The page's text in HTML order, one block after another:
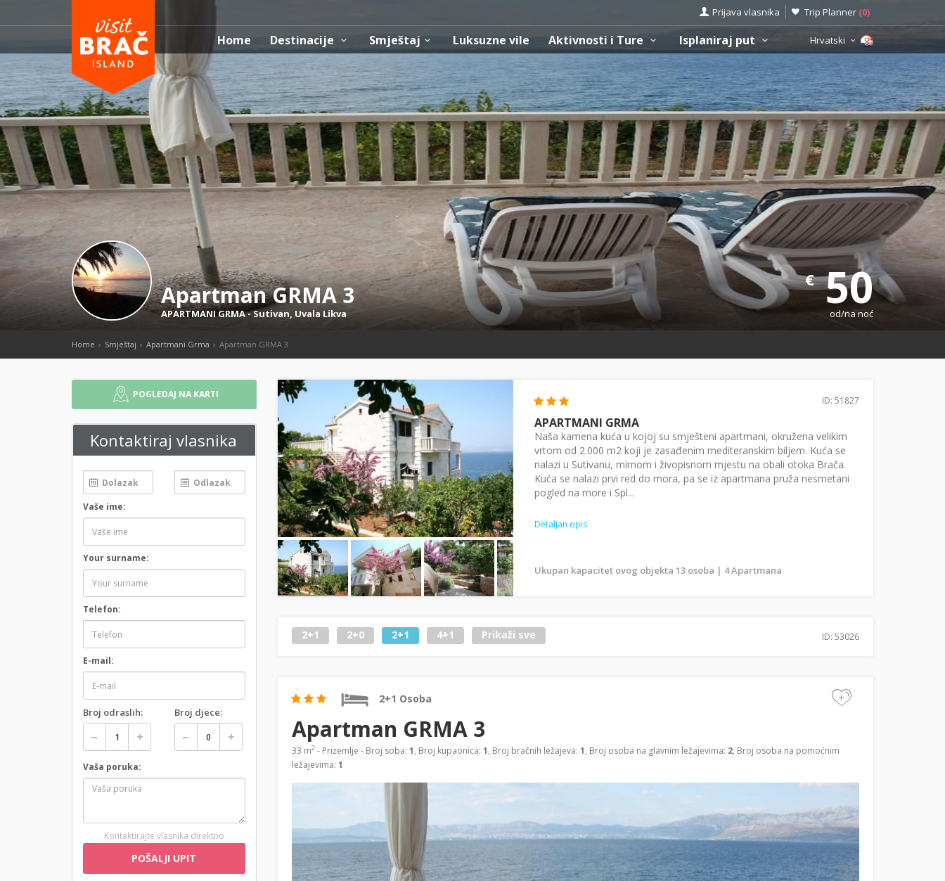
Prijava vlasnika Trip Planner (0)
Home Destinacije Smještaj Luksuzne vile Aktivnosti i Ture Isplaniraj put Hrvatski
Apartman GRMA 3
APARTMANI GRMA-Sutivan, Uvala Likva
€50
od/na noć
Home Smještaj Apartmani Grma Apartman GRMA 3
POGLEDAJ NA KARTI
Kontaktiraj vlasnika
Vaše ime:
Your surname:
Telefon:
E-mail:
Broj odraslih: Broj djece:
Vaša poruka:
Kontaktirajte vlasnika direktno
POŠALJI UPIT
ID: 51827
APARTMANI GRMA
Naša kamena kuća u kojoj su smješteni apartmani, okružena velikim
vrtom od 2.000 m2 koji je zasađenim mediteranskim biljem. Kuća se
nalazi u Sutivanu, mirnom i živopisnom mjestu na obali otoka Brača.
Kuća se nalazi prvi red do mora, pa se iz apartmana pruža nesmetani
pogled na more i Spl...
Detaljan opis
Ukupan kapacitet ovog objekta 13 osoba | 4 Apartmana
2+1 2+0 2+1 4+1 Prikaži sve ID: 53026
2+1 Osoba +
Apartman GRMA 3
33 m2 - Prizemlje - Broj soba: 1, Broj kupaonica: 1, Broj bračnih ležajeva: 1, Broj osoba na glavnim ležajevima: 2, Broj osoba na pomoćnim
ležajevima: 1